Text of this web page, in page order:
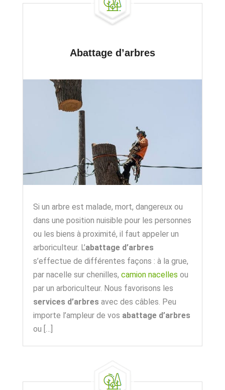
Abattage d’arbres
Si un arbre est malade, mort, dangereux ou
dans une position nuisible pour les personnes
ou les biens à proximité, il faut appeler un
arboriculteur. L’abattage d’arbres
s’effectue de différentes façons : à la grue,
par nacelle sur chenilles, camion nacelles ou
par un arboriculteur. Nous favorisons les
services d’arbres avec des câbles. Peu
importe l’ampleur de vos abattage d’arbres
ou […]